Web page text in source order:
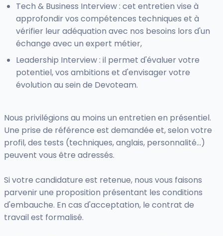
Tech & Business Interview : cet entretien vise à
approfondir vos compétences techniques et à
vérifier leur adéquation avec nos besoins lors d'un
échange avec un expert métier,
Leadership Interview : il permet d'évaluer votre
potentiel, vos ambitions et d'envisager votre
évolution au sein de Devoteam.
Nous privilégions au moins un entretien en présentiel.
Une prise de référence est demandée et, selon votre
profil, des tests (techniques, anglais, personnalité...)
peuvent vous être adressés.
Si votre candidature est retenue, nous vous faisons
parvenir une proposition présentant les conditions
d'embauche. En cas d'acceptation, le contrat de
travail est formalisé.